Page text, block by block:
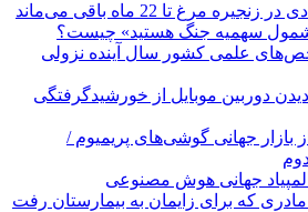
مرغ تا 22 ماه باقی می‌ماند
سهمیه جنگ هستید» چیست؟
علمی کشور سال آینده نزولی
دوربین موبایل از خورشیدگرفتگی
بازار جهانی گوشی‌های پریمیوم /
جهانی هوش مصنوعی
که برای زایمان به بیمارستان رفت